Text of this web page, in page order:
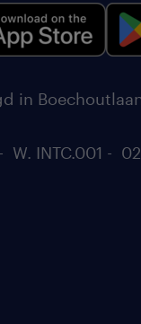
in
W. INTC.001 -